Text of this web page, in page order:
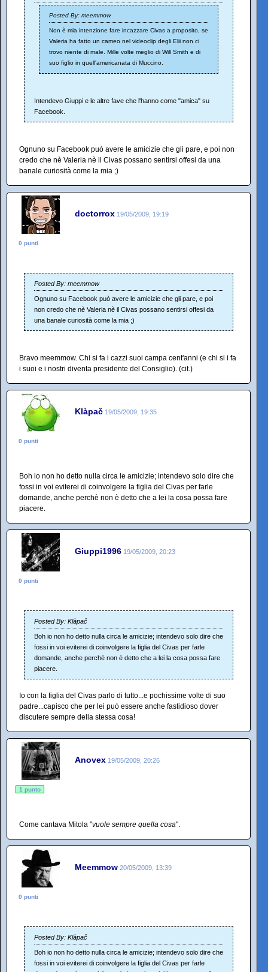
Posted By: meemmow
Non è mia intenzione fare incazzare Civas a proposito, se
Valeria ha fatto un cameo nel videoclip degli Elii non ci
trovo niente di male. Mille volte meglio di Will Smith e di
suo figlio in quell'americanata di Muccino.
Intendevo Giuppi e le altre fave che l'hanno come "amica" su
Facebook.
Ognuno su Facebook può avere le amicizie che gli pare, e poi non
credo che nè Valeria nè il Civas possano sentirsi offesi da una
banale curiosità come la mia ;)
doctorrox 19/05/2009, 19:19
0 punti
Posted By: meemmow
Ognuno su Facebook può avere le amicizie che gli pare, e poi
non credo che nè Valeria nè il Civas possano sentirsi offesi da
una banale curiosità come la mia ;)
Bravo meemmow. Chi si fa i cazzi suoi campa cent'anni (e chi si i fa
i suoi e i nostri diventa presidente del Consiglio). (cit.)
Klàpač 19/05/2009, 19:35
0 punti
Boh io non ho detto nulla circa le amicizie; intendevo solo dire che
fossi in voi eviterei di coinvolgere la figlia del Civas per farle
domande, anche perchè non è detto che a lei la cosa possa fare
piacere.
Giuppi1996 19/05/2009, 20:23
0 punti
Posted By: Klàpač
Boh io non ho detto nulla circa le amicizie; intendevo solo dire che
fossi in voi eviterei di coinvolgere la figlia del Civas per farle
domande, anche perchè non è detto che a lei la cosa possa fare
piacere.
Io con la figlia del Civas parlo di tutto...e pochissime volte di suo
padre...capisco che per lei può essere anche fastidioso dover
discutere sempre della stessa cosa!
Anovex 19/05/2009, 20:26
1 punto
Come cantava Mitola "vuole sempre quella cosa".
Meemmow 20/05/2009, 13:39
0 punti
Posted By: Klàpač
Boh io non ho detto nulla circa le amicizie; intendevo solo dire che
fossi in voi eviterei di coinvolgere la figlia del Civas per farle